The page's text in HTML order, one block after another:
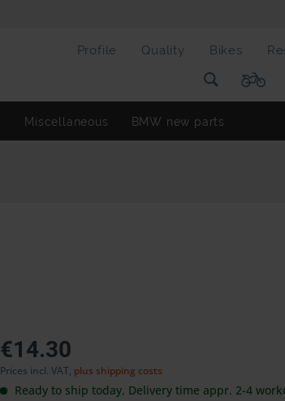
Profile Quality Bikes
Miscellaneous BMW new parts
€14.30
Prices incl. VAT, plus shipping costs
Ready to ship today, Delivery time appr. 2-4